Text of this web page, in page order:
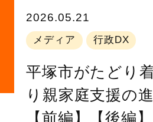
2026.05.21
メディア 行政DX
平塚市がたどり
り親家庭支援の
【前編】【後編】